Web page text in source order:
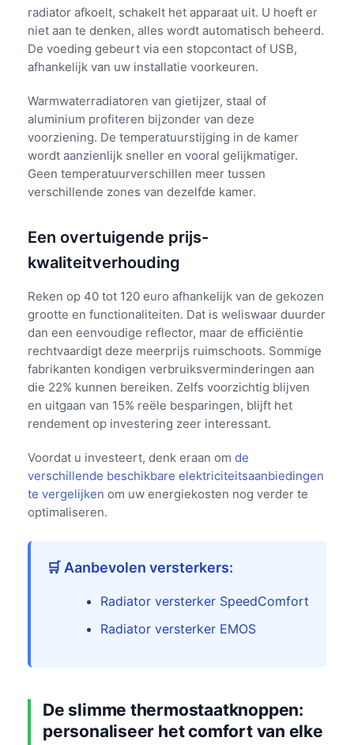
radiator afkoelt, schakelt het apparaat uit. U hoeft er
niet aan te denken, alles wordt automatisch beheerd.
De voeding gebeurt via een stopcontact of USB,
afhankelijk van uw installatie voorkeuren.
Warmwaterradiatoren van gietijzer, staal of
aluminium profiteren bijzonder van deze
voorziening. De temperatuurstijging in de kamer
wordt aanzienlijk sneller en vooral gelijkmatiger.
Geen temperatuurverschillen meer tussen
verschillende zones van dezelfde kamer.
Een overtuigende prijs-
kwaliteitverhouding
Reken op 40 tot 120 euro afhankelijk van de gekozen
grootte en functionaliteiten. Dat is weliswaar duurder
dan een eenvoudige reflector, maar de efficiëntie
rechtvaardigt deze meerprijs ruimschoots. Sommige
fabrikanten kondigen verbruiksverminderingen aan
die 22% kunnen bereiken. Zelfs voorzichtig blijven
en uitgaan van 15% reële besparingen, blijft het
rendement op investering zeer interessant.
Voordat u investeert, denk eraan om de
verschillende beschikbare elektriciteitsaanbiedingen
te vergelijken om uw energiekosten nog verder te
optimaliseren.
🛒 Aanbevolen versterkers:
Radiator versterker SpeedComfort
Radiator versterker EMOS
De slimme thermostaatknoppen:
personaliseer het comfort van elke